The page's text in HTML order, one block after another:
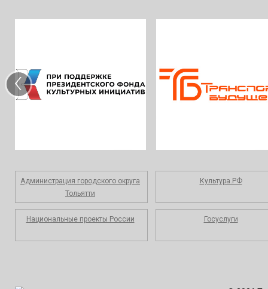
‹
Администрация городского округа
Тольятти
Культура.РФ
Национальные проекты России Госуслуги